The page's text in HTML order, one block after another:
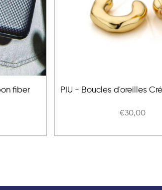
fiber
PIU - Boucles d'oreilles
€30,00